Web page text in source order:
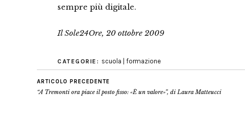
sempre più digitale.
Il Sole24Ore, 20 ottobre 2009
CATEGORIE: scuola | formazione
ARTICOLO PRECEDENTE
“A Tremonti ora piace il posto fisso: «È un valore»”, di Laura Matteucci